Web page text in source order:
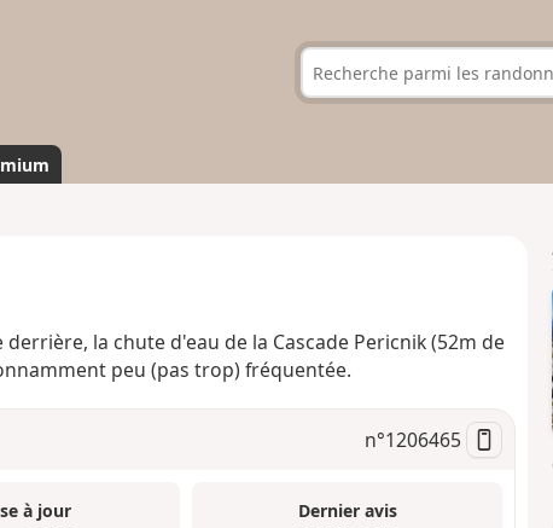
la chute d'eau de la Cascade Pericnik (52m de
peu (pas trop) fréquentée.
n°1206465
à jour
Dernier avis